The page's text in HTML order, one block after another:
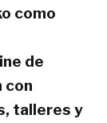
como
de
con
talleres y